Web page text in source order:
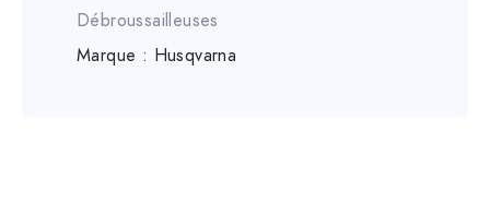
Débroussailleuses
Marque : Husqvarna